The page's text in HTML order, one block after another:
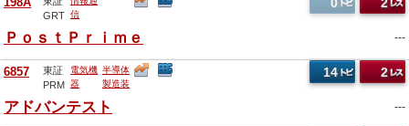
GRT 信
ＰｏｓｔＰｒｉｍｅ ---
6857
東証
PRM
電気機
器
半導体
製造装
2
14
アドバンテスト ---